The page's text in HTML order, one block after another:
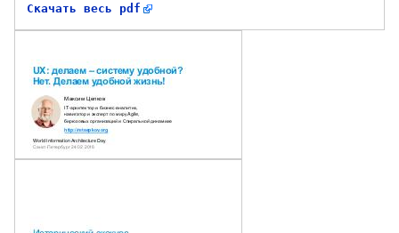
Скачать весь pdf